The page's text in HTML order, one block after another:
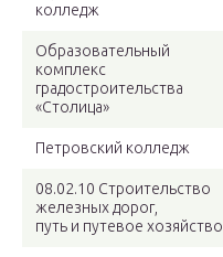
колледж
Образовательный
комплекс
градостроительства
«Столица»
Петровский колледж
08.02.10 Строительство
железных дорог,
путь и путевое хозяйство